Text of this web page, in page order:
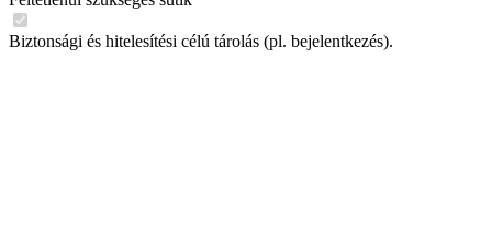
Biztonsági és hitelesítési célú tárolás (pl. bejelentkezés).